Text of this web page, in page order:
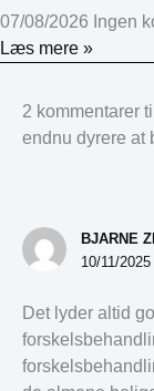
07/08/2026 Ingen
Læs mere »
2 kommentarer
endnu dyrere at
BJARNE
10/11/
Det lyder altid